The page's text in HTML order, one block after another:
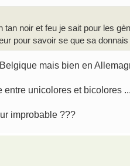
tan noir et feu je sait pour les
pour savoir se que sa donnais
mais bien en
entre unicolores et bicolores ...
improbable ???